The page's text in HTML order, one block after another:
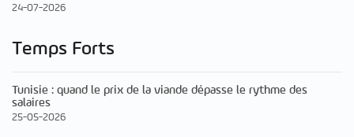
24-07-2026
Temps Forts
Tunisie : quand le prix de la viande dépasse le rythme des
salaires
25-05-2026